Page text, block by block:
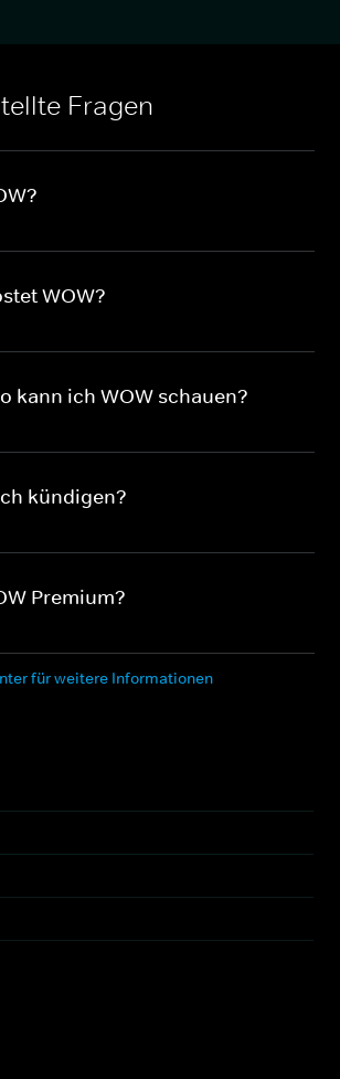
Fragen
WOW?
kann ich WOW schauen?
kündigen?
Premium?
für weitere Informationen